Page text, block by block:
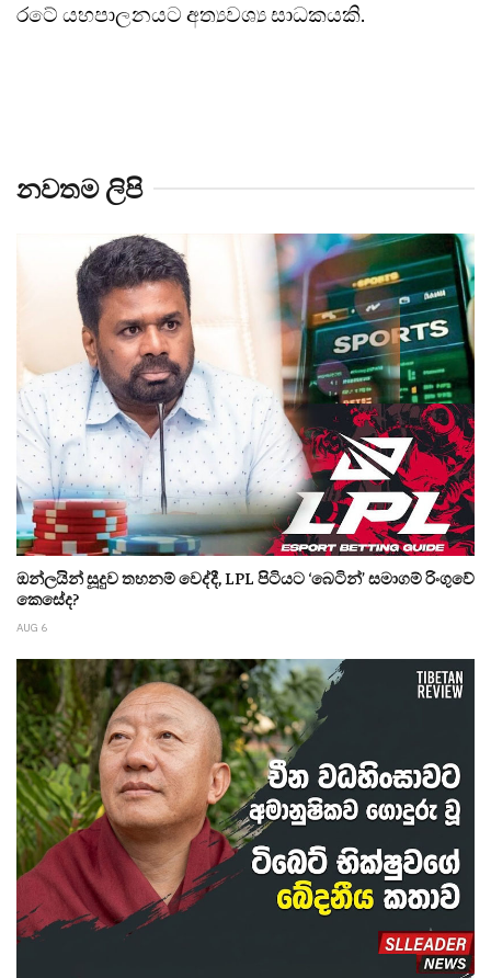
රටේ යහපාලනයට අත්‍යවශ්‍ය සාධකයකි.
නවතම ලිපි
ඔන්ලයින් සූදුව තහනම් වෙද්දී, LPL පිටියට ‘බෙටින්’ සමාගම් රිංගුවේ
කෙසේද?
AUG 6